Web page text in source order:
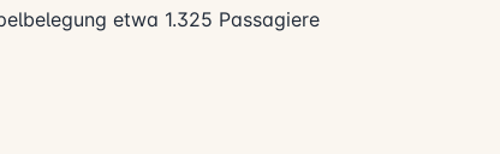
etwa 1.325 Passagiere